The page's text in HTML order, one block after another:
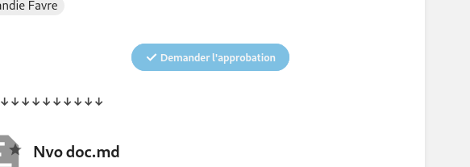
↓↓↓↓↓↓↓↓↓↓